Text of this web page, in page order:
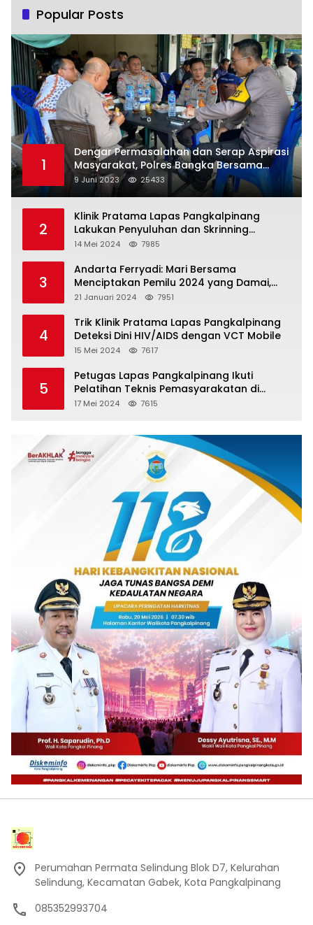
Popular Posts
1
Dengar Permasalahan dan Serap Aspirasi
Masyarakat, Polres Bangka Bersama
Polsek Pemali Rutin Gelar Jumat Curhat
9 Juni 2023 25433
2
Klinik Pratama Lapas Pangkalpinang
Lakukan Penyuluhan dan Skrinning
Kesehatan Jiwa Bagi Warga Binaan
14 Mei 2024 7985
3
Andarta Ferryadi: Mari Bersama
Menciptakan Pemilu 2024 yang Damai,
Jujur dan Adil.
21 Januari 2024 7951
4
Trik Klinik Pratama Lapas Pangkalpinang
Deteksi Dini HIV/AIDS dengan VCT Mobile
15 Mei 2024 7617
5
Petugas Lapas Pangkalpinang Ikuti
Pelatihan Teknis Pemasyarakatan di
Batam
17 Mei 2024 7615
Perumahan Permata Selindung Blok D7, Kelurahan
Selindung, Kecamatan Gabek, Kota Pangkalpinang
085352993704